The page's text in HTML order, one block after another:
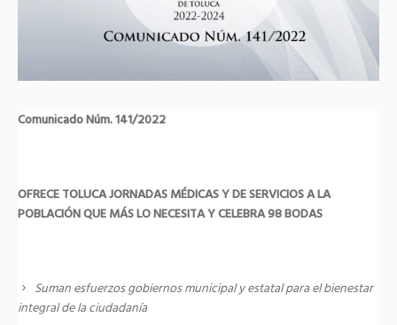
Comunicado Núm. 141/2022
OFRECE TOLUCA JORNADAS MÉDICAS Y DE SERVICIOS A LA
POBLACIÓN QUE MÁS LO NECESITA Y CELEBRA 98 BODAS
Suman esfuerzos gobiernos municipal y estatal para el bienestar
integral de la ciudadanía